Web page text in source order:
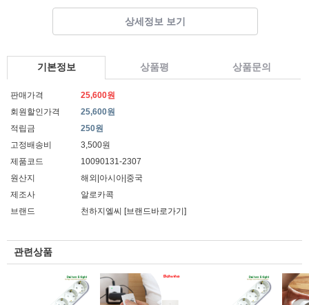
상세정보 보기
기본정보 상품평 상품문의
판매가격
25,600원
회원할인가격
25,600원
적립금
250원
고정배송비
3,500원
제품코드
10090131-2307
원산지
해외|아시아|중국
제조사
알로카콕
브랜드
천하지엘씨 [브랜드바로가기]
관련상품